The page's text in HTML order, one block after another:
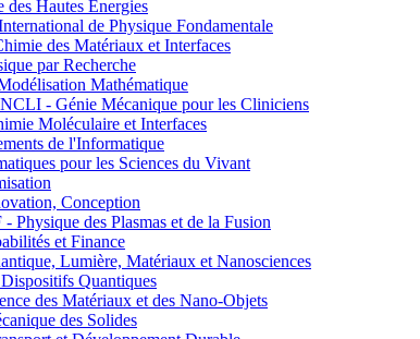
Hautes Energies
de Physique Fondamentale
des Matériaux et Interfaces
par Recherche
Mathématique
- Génie Mécanique pour les Cliniciens
Moléculaire et Interfaces
de l'Informatique
pour les Sciences du Vivant
Conception
des Plasmas et de la Fusion
et Finance
Lumière, Matériaux et Nanosciences
Quantiques
des Matériaux et des Nano-Objets
des Solides